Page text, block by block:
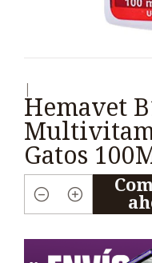
Hemavet
Gatos
Cantidad